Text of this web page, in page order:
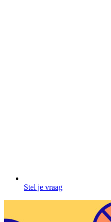
Stel je vraag